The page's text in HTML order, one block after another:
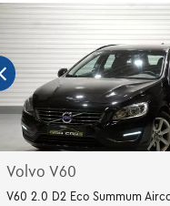
Volvo V60
V60 2.0 D2 Eco Summum